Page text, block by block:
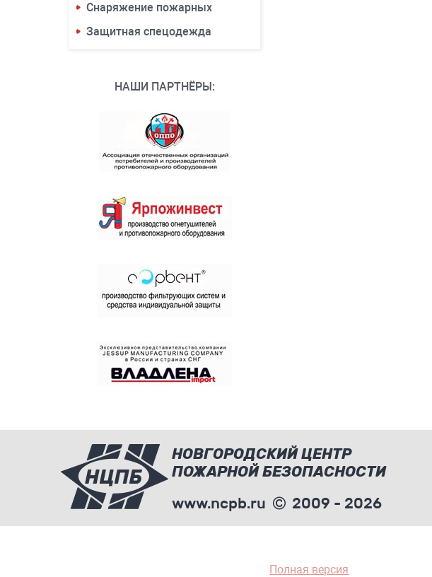
Снаряжение пожарных
Защитная спецодежда
НАШИ ПАРТНЁРЫ:
НОВГОРОДСКИЙ ЦЕНТР
ПОЖАРНОЙ БЕЗОПАСНОСТИ
www.ncpb.ru
2009 - 2026
Полная версия